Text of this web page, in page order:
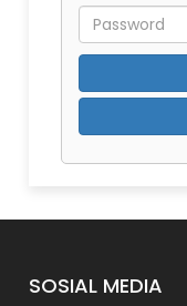
SOSIAL MEDIA